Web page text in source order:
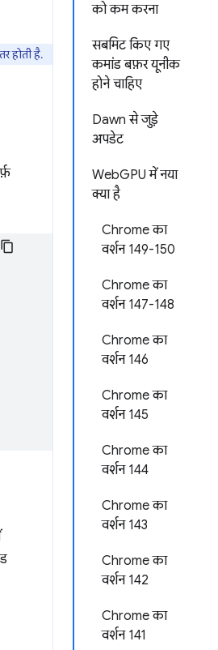
को कम करना
सबमिट किए गए
कमांड बफ़र यूनीक
होने चाहिए
Dawn से जुड़े
अपडेट
WebGPU में नया
क्या है
Chrome का
वर्शन 149-150
Chrome का
वर्शन 147-148
Chrome का
वर्शन 146
Chrome का
वर्शन 145
Chrome का
वर्शन 144
Chrome का
वर्शन 143
Chrome का
वर्शन 142
Chrome का
वर्शन 141
होती है.